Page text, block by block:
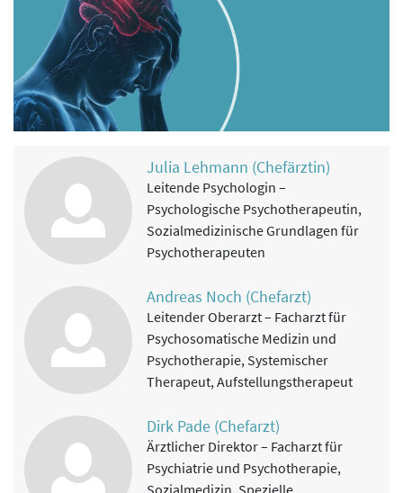
Julia Lehmann (Chefärztin)
Leitende Psychologin –
Psychologische Psychotherapeutin,
Sozialmedizinische Grundlagen für
Psychotherapeuten
Andreas Noch (Chefarzt)
Leitender Oberarzt – Facharzt für
Psychosomatische Medizin und
Psychotherapie, Systemischer
Therapeut, Aufstellungstherapeut
Dirk Pade (Chefarzt)
Ärztlicher Direktor – Facharzt für
Psychiatrie und Psychotherapie,